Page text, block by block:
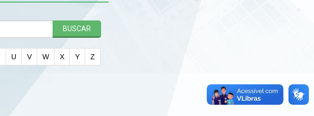
BUSCAR
U V W X Y Z